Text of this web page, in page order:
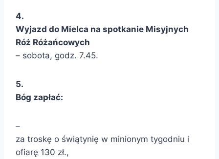
4.
Wyjazd do Mielca na spotkanie Misyjnych
Róż Różańcowych
– sobota, godz. 7.45.
5.
Bóg zapłać:
–
za troskę o świątynię w minionym tygodniu i
ofiarę 130 zł.,